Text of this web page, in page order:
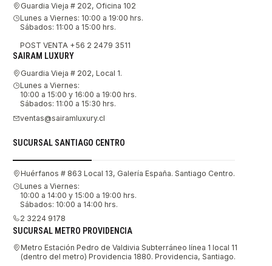
Guardia Vieja # 202, Oficina 102
Lunes a Viernes: 10:00 a 19:00 hrs.
Sábados: 11:00 a 15:00 hrs.
POST VENTA +56 2 2479 3511
SAIRAM LUXURY
Guardia Vieja # 202, Local 1.
Lunes a Viernes:
10:00 a 15:00 y 16:00 a 19:00 hrs.
Sábados: 11:00 a 15:30 hrs.
ventas@sairamluxury.cl
SUCURSAL SANTIAGO CENTRO
Huérfanos # 863 Local 13, Galería España. Santiago Centro.
Lunes a Viernes:
10:00 a 14:00 y 15:00 a 19:00 hrs.
Sábados: 10:00 a 14:00 hrs.
2 3224 9178
SUCURSAL METRO PROVIDENCIA
Metro Estación Pedro de Valdivia Subterráneo línea 1 local 11
(dentro del metro) Providencia 1880. Providencia, Santiago.